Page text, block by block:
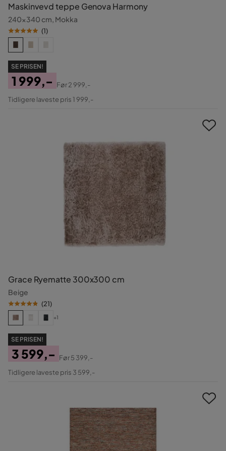
Maskinvevd teppe Genova Harmony
240x340 cm, Mokka
(1)
SE PRISEN!
Pris
1 999,-
Original
Før2 999,-
Tidligere laveste pris 1 999,-
Grace Ryematte 300x300 cm
Beige
(21)
+1
SE PRISEN!
Pris
3 599,-
Original
Før5 399,-
Tidligere laveste pris 3 599,-